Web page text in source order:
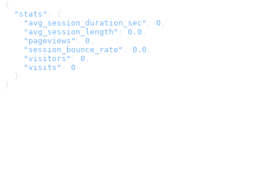
{
  "stats"
: {
    "avg_session_duration_sec"
: 0 ,
    "avg_session_length"
: 0.0 ,
    "pageviews"
: 0 ,
    "session_bounce_rate"
: 0.0 ,
    "visitors"
: 0 ,
    "visits"
: 0
  }
}